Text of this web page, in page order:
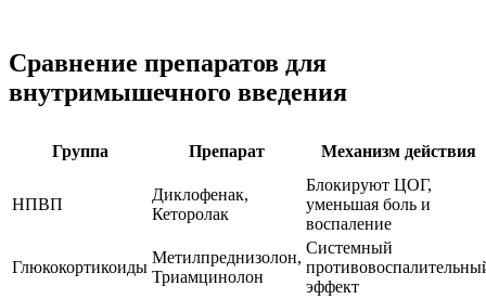
Сравнение препаратов для
внутримышечного введения
Группа Препарат Механизм действия
НПВП
Диклофенак,
Кеторолак
Блокируют ЦОГ,
уменьшая боль и
воспаление
Глюкокортикоиды
Метилпреднизолон,
Триамцинолон
Системный
эффект